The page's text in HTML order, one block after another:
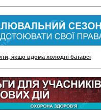
якщо вдома холодні батареї